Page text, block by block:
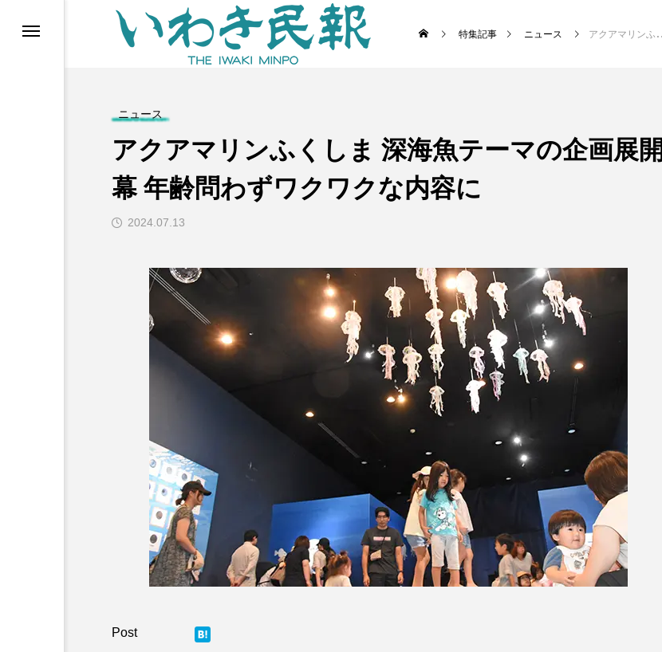
特集記事 ニュース アクアマリンふくしま 深海魚テーマの企画展開幕 年齢問わずワクワクな内容に
ニュース
アクアマリンふくしま 深海魚テーマの企画展開
幕 年齢問わずワクワクな内容に
2024.07.13